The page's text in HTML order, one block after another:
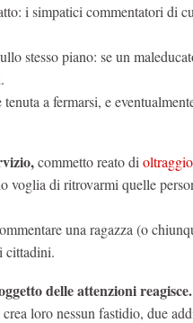
i simpatici commentatori di
stesso piano: se un
a fermarsi, e
commetto reato di
di ritrovarmi quelle
una ragazza (o
cittadini.
delle attenzioni reagisce.
loro nessun fastidio, due